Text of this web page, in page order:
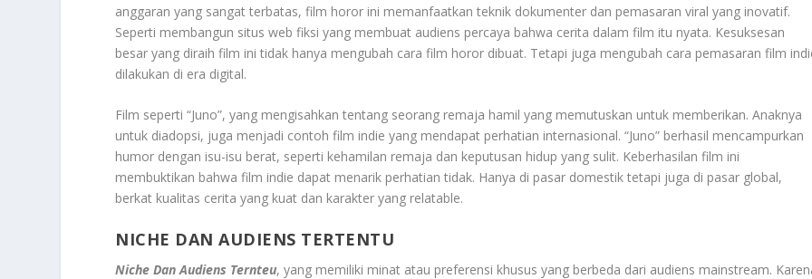
anggaran yang sangat terbatas, film horor ini memanfaatkan teknik dokumenter dan pemasaran viral yang inovatif.
Seperti membangun situs web fiksi yang membuat audiens percaya bahwa cerita dalam film itu nyata. Kesuksesan
besar yang diraih film ini tidak hanya mengubah cara film horor dibuat. Tetapi juga mengubah cara pemasaran film
dilakukan di era digital.
Film seperti “Juno”, yang mengisahkan tentang seorang remaja hamil yang memutuskan untuk memberikan. Anaknya
untuk diadopsi, juga menjadi contoh film indie yang mendapat perhatian internasional. “Juno” berhasil mencampurkan
humor dengan isu-isu berat, seperti kehamilan remaja dan keputusan hidup yang sulit. Keberhasilan film ini
membuktikan bahwa film indie dapat menarik perhatian tidak. Hanya di pasar domestik tetapi juga di pasar global,
berkat kualitas cerita yang kuat dan karakter yang relatable.
NICHE DAN AUDIENS TERTENTU
Niche Dan Audiens Ternteu, yang memiliki minat atau preferensi khusus yang berbeda dari audiens mainstream.